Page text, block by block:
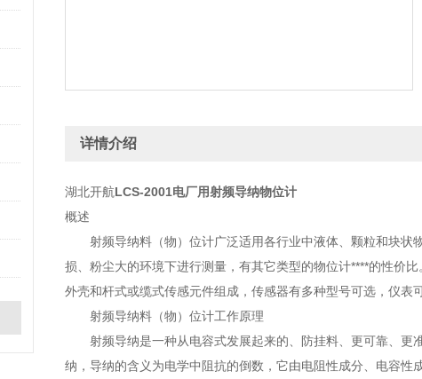
详情介绍
湖北开航LCS-2001电厂用射频导纳物位计
概述
射频导纳料（物）位计广泛适用各行业中液体、颗粒和块状
损、粉尘大的环境下进行测量，有其它类型的物位计****的性价
外壳和杆式或缆式传感元件组成，传感器有多种型号可选，仪表
射频导纳料（物）位计工作原理
射频导纳是一种从电容式发展起来的、防挂料、更可靠、更
纳，导纳的含义为电学中阻抗的倒数，它由电阻性成分、电容